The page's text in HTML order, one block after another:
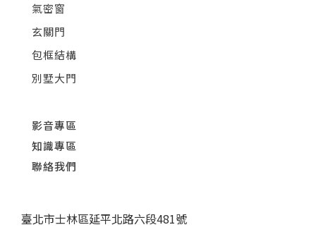
氣密窗
玄關門
包框結構
別墅大門
影音專區
知識專區
聯絡我們
臺北市士林區延平北路六段481號